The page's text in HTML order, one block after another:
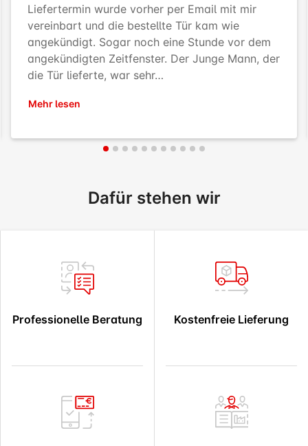
Liefertermin wurde vorher per Email mit mir
vereinbart und die bestellte Tür kam wie
angekündigt. Sogar noch eine Stunde vor dem
angekündigten Zeitfenster. Der Junge Mann, der
die Tür lieferte, war sehr…
Mehr lesen
Dafür stehen wir
Professionelle Beratung Kostenfreie Lieferung